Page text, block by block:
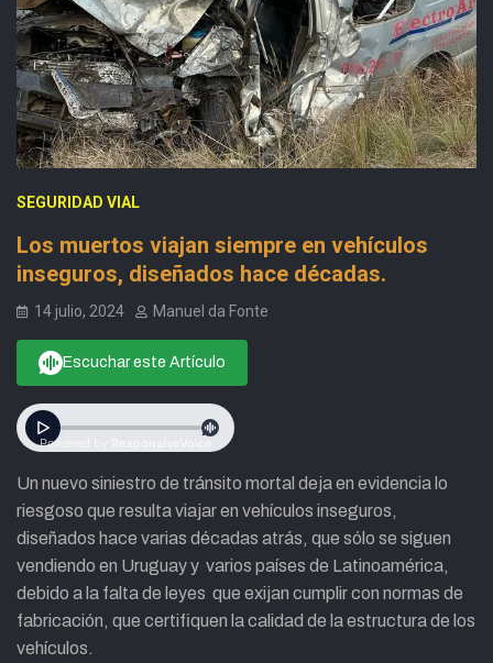
SEGURIDAD VIAL
Los muertos viajan siempre en vehículos
inseguros, diseñados hace décadas.
14 julio, 2024 Manuel da Fonte
Escuchar este Artículo
Un nuevo siniestro de tránsito mortal deja en evidencia lo
riesgoso que resulta viajar en vehículos inseguros,
diseñados hace varias décadas atrás, que sólo se siguen
vendiendo en Uruguay y varios países de Latinoamérica,
debido a la falta de leyes que exijan cumplir con normas de
fabricación, que certifiquen la calidad de la estructura de los
vehículos.